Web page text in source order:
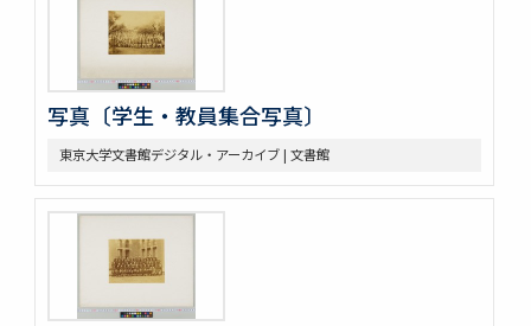
写真〔学生・教員集合写真〕
東京大学文書館デジタル・アーカイブ | 文書館